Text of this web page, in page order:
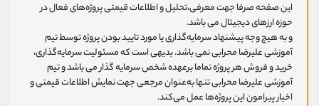
این صفحه صرفا جهت معرفی،تحلیل و اطلاعات قیمتی پروژه‌های فعال در
حوزه ارزهای دیجیتال می باشد.
و به هیچ وجه پیشنهاد سرمایه‌گذاری یا مورد تایید بودن پروژه توسط تیم
آموزشی علیرضا محرابی نمی باشد. بدیهی است که مسئولیت سرمایه‌گذاری،
خرید و فروش هر پروژه تماما برعهده شخص سرمایه گذار می باشد و تیم
آموزشی علیرضا محرابی تنها به‌عنوان مرجعی جهت نمایش اطلاعات قیمتی و
اخبار پیرامون این پروژه‌‌ها عمل می‌کند.